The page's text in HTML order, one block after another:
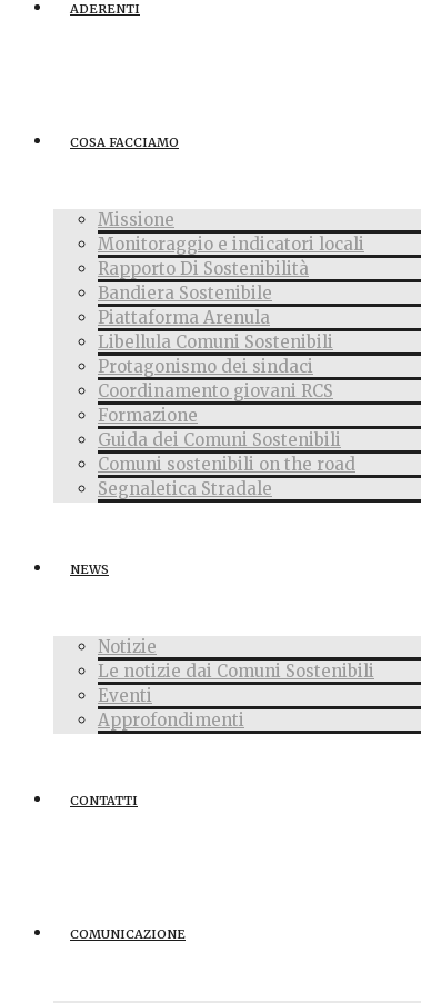
ADERENTI
COSA FACCIAMO
Missione
Monitoraggio e indicatori locali
Rapporto Di Sostenibilità
Bandiera Sostenibile
Piattaforma Arenula
Libellula Comuni Sostenibili
Protagonismo dei sindaci
Coordinamento giovani RCS
Formazione
Guida dei Comuni Sostenibili
Comuni sostenibili on the road
Segnaletica Stradale
NEWS
Notizie
Le notizie dai Comuni Sostenibili
Eventi
Approfondimenti
CONTATTI
COMUNICAZIONE